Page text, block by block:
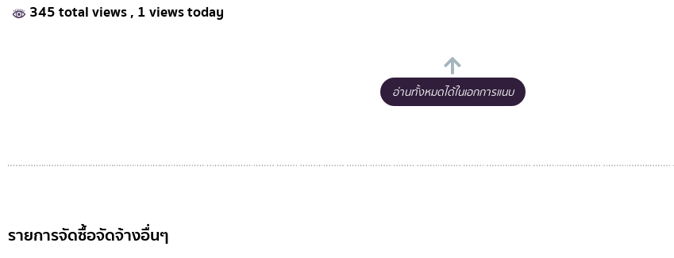
345 total views, 1 views today
อ่านทั้งหมดได้ในเอกการแนบ
รายการจัดซื้อจัดจ้างอื่นๆ